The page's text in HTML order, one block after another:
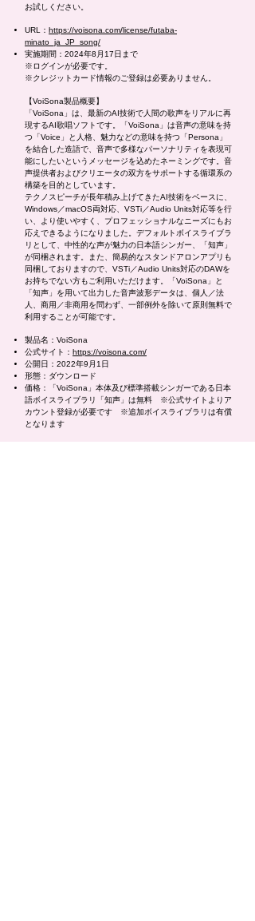
お試しください。
URL： https://voisona.com/license/futaba-
minato_ja_JP_song/
実施期間：2024年8月17日まで
※ログインが必要です。
※クレジットカード情報のご登録は必要ありません。
【VoiSona製品概要】
「VoiSona」は、最新のAI技術で人間の歌声をリアルに再
現するAI歌唱ソフトです。「VoiSona」は音声の意味を持
つ「Voice」と人格、魅力などの意味を持つ「Persona」
を結合した造語で、音声で多様なパーソナリティを表現可
能にしたいというメッセージを込めたネーミングです。音
声提供者およびクリエータの双方をサポートする循環系の
構築を目的としています。
テクノスピーチが長年積み上げてきたAI技術をベースに、
Windows／macOS両対応、VSTi／Audio Units対応等を行
い、より使いやすく、プロフェッショナルなニーズにもお
応えできるようになりました。デフォルトボイスライブラ
リとして、中性的な声が魅力の日本語シンガー、「知声」
が同梱されます。また、簡易的なスタンドアロンアプリも
同梱しておりますので、VSTi／Audio Units対応のDAWを
お持ちでない方もご利用いただけます。「VoiSona」と
「知声」を用いて出力した音声波形データは、個人／法
人、商用／非商用を問わず、一部例外を除いて原則無料で
利用することが可能です。
製品名：VoiSona
公式サイト： https://voisona.com/
公開日：2022年9月1日
形態：ダウンロード
価格：「VoiSona」本体及び標準搭載シンガーである日本
語ボイスライブラリ「知声」は無料 ※公式サイトよりア
カウント登録が必要です ※追加ボイスライブラリは有償
となります